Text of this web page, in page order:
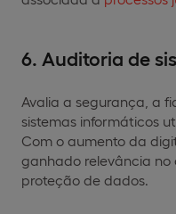
6. Auditoria de
Avalia a segurança, a
sistemas informáticos
Com o aumento da
ganhado relevância no
proteção de dados.